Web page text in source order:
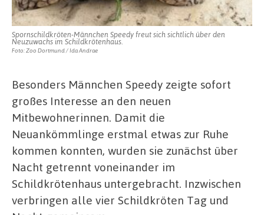
Spornschildkröten-Männchen Speedy freut sich sichtlich über den
Neuzuwachs im Schildkrötenhaus.
Foto: Zoo Dortmund / Ida Andrae
Besonders Männchen Speedy zeigte sofort
großes Interesse an den neuen
Mitbewohnerinnen. Damit die
Neuankömmlinge erstmal etwas zur Ruhe
kommen konnten, wurden sie zunächst über
Nacht getrennt voneinander im
Schildkrötenhaus untergebracht. Inzwischen
verbringen alle vier Schildkröten Tag und